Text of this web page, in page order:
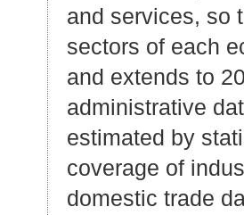
and services, so
sectors of each
and extends to
administrative
estimated by
coverage of
domestic trade